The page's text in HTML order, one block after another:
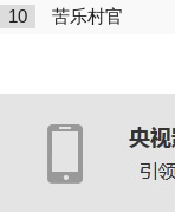
10 苦乐村官